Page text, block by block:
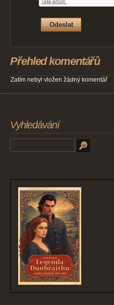
Přehled komentářů
Zatím nebyl vložen žádný komentář
Vyhledávání